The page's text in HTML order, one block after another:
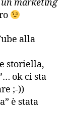
un marketing
alla
storiella,
ok ci sta
;-))
è stata